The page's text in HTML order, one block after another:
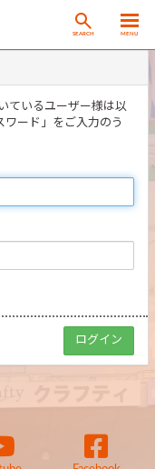
SEARCH MENU
ているユーザー様は以
ワード」をご入力のう